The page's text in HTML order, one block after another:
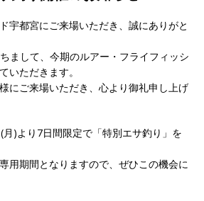
宇都宮にご来場いただき、誠にありがと
まして、今期のルアー・フライフィッシ
いただきます。
にご来場いただき、心より御礼申し上げ
)より7日間限定で「特別エサ釣り」を
用期間となりますので、ぜひこの機会に